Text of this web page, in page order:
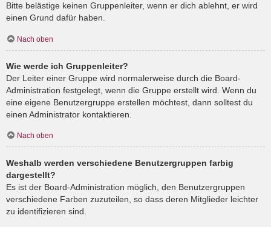
Bitte belästige keinen Gruppenleiter, wenn er dich ablehnt, er wird
einen Grund dafür haben.
Nach oben
Wie werde ich Gruppenleiter?
Der Leiter einer Gruppe wird normalerweise durch die Board-
Administration festgelegt, wenn die Gruppe erstellt wird. Wenn du
eine eigene Benutzergruppe erstellen möchtest, dann solltest du
einen Administrator kontaktieren.
Nach oben
Weshalb werden verschiedene Benutzergruppen farbig
dargestellt?
Es ist der Board-Administration möglich, den Benutzergruppen
verschiedene Farben zuzuteilen, so dass deren Mitglieder leichter
zu identifizieren sind.